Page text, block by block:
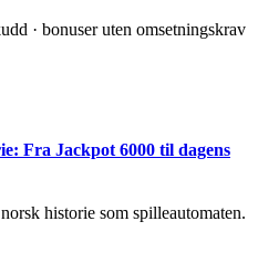
· bonuser uten omsetningskrav
Fra Jackpot 6000 til dagens
historie som spilleautomaten.